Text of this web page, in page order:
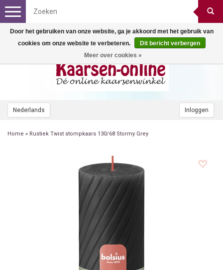
Nederlands Inloggen
Toggle
navigation
Home » Rustiek Twist stompkaars 130/68 Stormy Grey
Door het gebruiken van onze website, ga je akkoord met het gebruik van
cookies om onze website te verbeteren.
Dit bericht verbergen
Meer over cookies »